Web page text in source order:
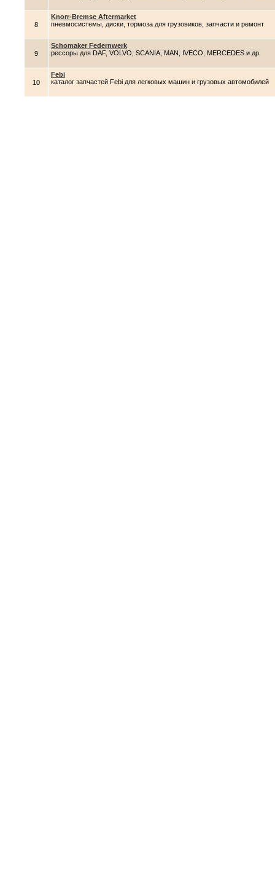
8
Knorr-Bremse Aftermarket
пневмосистемы, диски, тормоза для грузовиков, запчасти и ремонт
9
Schomaker Federnwerk
рессоры для DAF, VOLVO, SCANIA, MAN, IVECO, MERCEDES и др.
10
Febi
каталог запчастей Febi для легковых машин и грузовых автомобилей